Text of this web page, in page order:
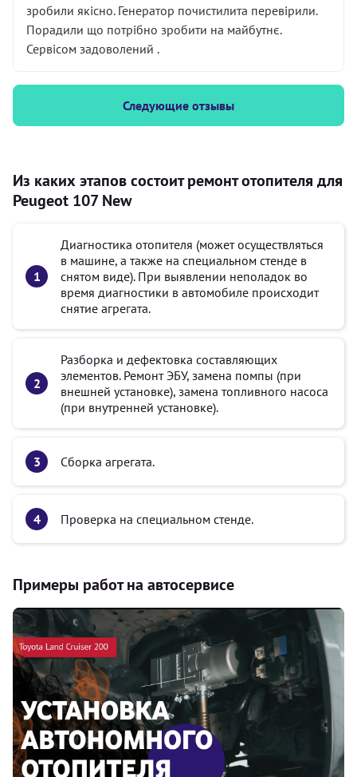
зробили якісно. Генератор почистилита перевірили.
Порадили що потрібно зробити на майбутнє.
Сервісом задоволений .
Следующие отзывы
Из каких этапов состоит ремонт отопителя для
Peugeot 107 New
Диагностика отопителя (может осуществляться
в машине, а также на специальном стенде в
снятом виде). При выявлении неполадок во
время диагностики в автомобиле происходит
снятие агрегата.
Разборка и дефектовка составляющих
элементов. Ремонт ЭБУ, замена помпы (при
внешней установке), замена топливного насоса
(при внутренней установке).
Сборка агрегата.
Проверка на специальном стенде.
Примеры работ на автосервисе